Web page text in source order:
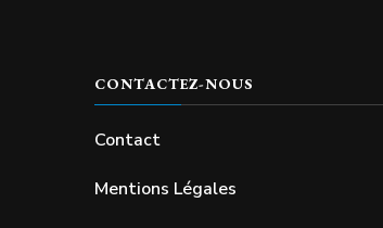
CONTACTEZ-NOUS
Contact
Mentions Légales